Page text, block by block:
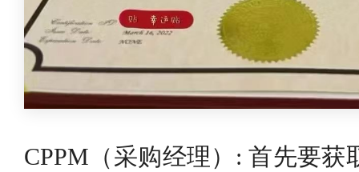
CPPM（采购经理）: 首先要获